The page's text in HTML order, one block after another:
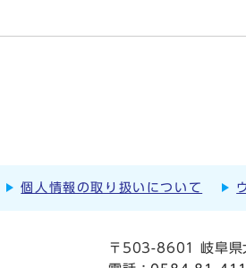
個人情報の取り扱いについて
〒503-8601 岐阜県